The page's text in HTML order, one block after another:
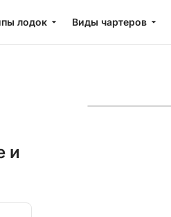
лодок Виды чартеров
и